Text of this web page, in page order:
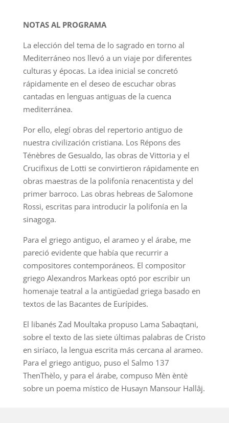
NOTAS AL PROGRAMA
La elección del tema de lo sagrado en torno al
Mediterráneo nos llevó a un viaje por diferentes
culturas y épocas. La idea inicial se concretó
rápidamente en el deseo de escuchar obras
cantadas en lenguas antiguas de la cuenca
mediterránea.
Por ello, elegí obras del repertorio antiguo de
nuestra civilización cristiana. Los Répons des
Ténèbres de Gesualdo, las obras de Vittoria y el
Crucifixus de Lotti se convirtieron rápidamente en
obras maestras de la polifonía renacentista y del
primer barroco. Las obras hebreas de Salomone
Rossi, escritas para introducir la polifonía en la
sinagoga.
Para el griego antiguo, el arameo y el árabe, me
pareció evidente que había que recurrir a
compositores contemporáneos. El compositor
griego Alexandros Markeas optó por escribir un
homenaje teatral a la antigüedad griega basado en
textos de las Bacantes de Eurípides.
El libanés Zad Moultaka propuso Lama Sabaqtani,
sobre el texto de las siete últimas palabras de Cristo
en siríaco, la lengua escrita más cercana al arameo.
Para el griego antiguo, puso el Salmo 137
ThenThèlo, y para el árabe, compuso Mèn èntè
sobre un poema místico de Husayn Mansour Hallâj.